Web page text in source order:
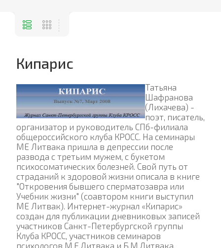
Кипарис
Татьяна
Шафранова
(Лихачева) -
поэт, писатель,
организатор и руководитель СПб-филиала
общероссийского клуба КРОСС. На семинары
МЕ Литвака пришла в депрессии после
развода с третьим мужем, с букетом
психосоматических болезней. Свой путь от
страданий к здоровой жизни описала в книге
"Откровения бывшего сперматозавра или
Учебник жизни" (соавтором книги выступил
МЕ Литвак). Интернет-журнал «Кипарис»
создан для публикации дневниковых записей
участников Санкт-Петербургской группы
Клуба КРОСС, участников семинаров
психологов М.Е.Литвака и Б.М.Литвака.